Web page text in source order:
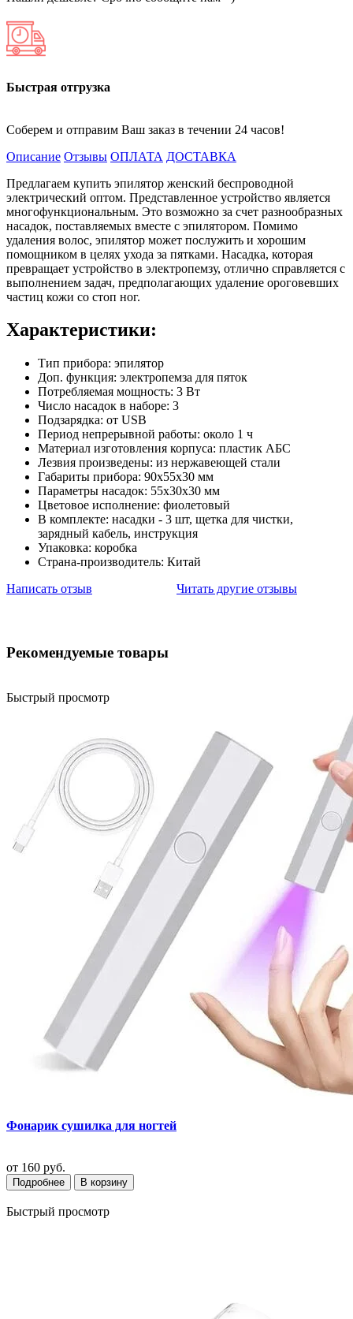
Быстрая отгрузка
Соберем и отправим Ваш заказ в течении 24 часов!
Описание Отзывы ОПЛАТА ДОСТАВКА
Предлагаем купить эпилятор женский беспроводной
электрический оптом. Представленное устройство является
многофункциональным. Это возможно за счет разнообразных
насадок, поставляемых вместе с эпилятором. Помимо
удаления волос, эпилятор может послужить и хорошим
помощником в целях ухода за пятками. Насадка, которая
превращает устройство в электропемзу, отлично справляется с
выполнением задач, предполагающих удаление ороговевших
частиц кожи со стоп ног.
Характеристики:
Тип прибора: эпилятор
Доп. функция: электропемза для пяток
Потребляемая мощность: 3 Вт
Число насадок в наборе: 3
Подзарядка: от USB
Период непрерывной работы: около 1 ч
Материал изготовления корпуса: пластик АБС
Лезвия произведены: из нержавеющей стали
Габариты прибора: 90х55х30 мм
Параметры насадок: 55х30х30 мм
Цветовое исполнение: фиолетовый
В комплекте: насадки - 3 шт, щетка для чистки,
зарядный кабель, инструкция
Упаковка: коробка
Страна-производитель: Китай
Написать отзыв
Читать другие отзывы
Рекомендуемые товары
Быстрый просмотр
Фонарик сушилка для ногтей
от 160 руб.
Подробнее В корзину
Быстрый просмотр